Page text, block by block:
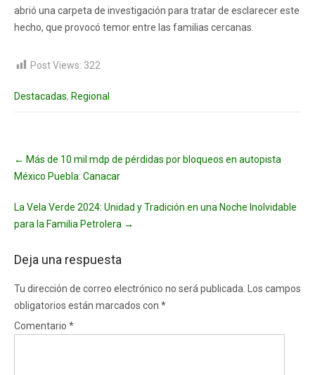
abrió una carpeta de investigación para tratar de esclarecer este
hecho, que provocó temor entre las familias cercanas.
Post Views: 322
Destacadas, Regional
navigation
← Más de 10 mil mdp de pérdidas por bloqueos en autopista
México Puebla: Canacar
La Vela Verde 2024: Unidad y Tradición en una Noche Inolvidable
para la Familia Petrolera →
Deja una respuesta
Tu dirección de correo electrónico no será publicada.
Los campos
obligatorios están marcados con *
Comentario *